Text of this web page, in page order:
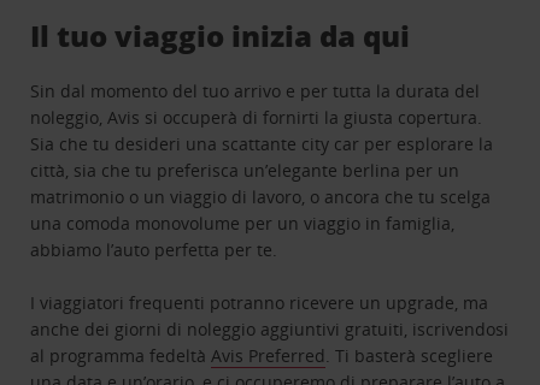
Il tuo viaggio inizia da qui
Sin dal momento del tuo arrivo e per tutta la durata del
noleggio, Avis si occuperà di fornirti la giusta copertura.
Sia che tu desideri una scattante city car per esplorare la
città, sia che tu preferisca un’elegante berlina per un
matrimonio o un viaggio di lavoro, o ancora che tu scelga
una comoda monovolume per un viaggio in famiglia,
abbiamo l’auto perfetta per te.
I viaggiatori frequenti potranno ricevere un upgrade, ma
anche dei giorni di noleggio aggiuntivi gratuiti, iscrivendosi
al programma fedeltàAvis Preferred. Ti basterà scegliere